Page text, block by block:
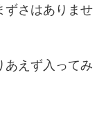
ずさはありませ
あえず入ってみ